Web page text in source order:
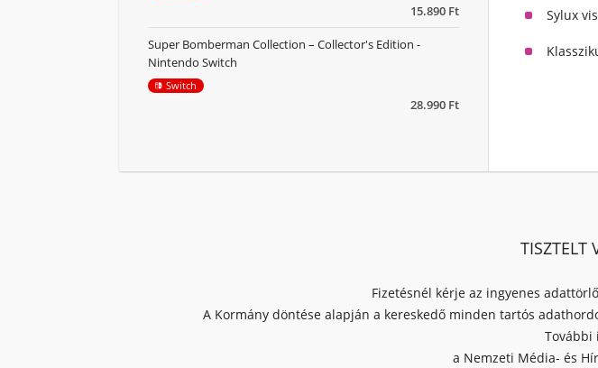
Sylux
15.890 Ft
28.990 Ft
Super Bomberman Collection – Collector's Edition -
Nintendo Switch
Switch
TISZTELT
Fizetésnél kérje az ingyenes
A Kormány döntése alapján a kereskedő minden tartós
További
a Nemzeti Média- és